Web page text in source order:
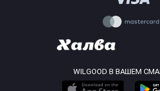
WILGOOD В ВАШЕМ